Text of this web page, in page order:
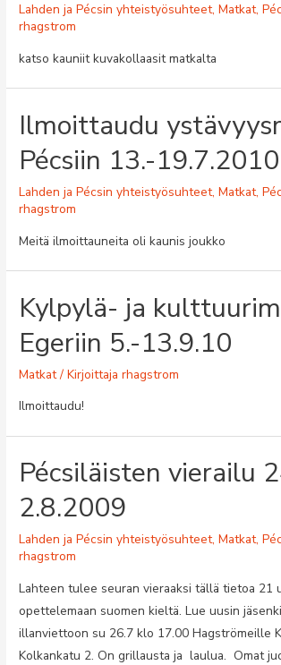
Lahden ja Pécsin yhteistyösuhteet,Matkat,
rhagstrom
katso kauniit kuvakollaasit matkalta
Ilmoittaudu
Pécsiin 13.-19.7.2010
Lahden ja Pécsin yhteistyösuhteet,Matkat,
rhagstrom
Meitä ilmoittauneita oli kaunis joukko
Kylpylä- ja
Egeriin 5.-13.9.10
Matkat/ Kirjoittajarhagstrom
Ilmoittaudu!
Pécsiläisten vierailu
2.8.2009
Lahden ja Pécsin yhteistyösuhteet,Matkat,
rhagstrom
Lahteen tulee seuran vieraaksi tällä tietoa 21
opettelemaan suomen kieltä. Lue uusin
illanviettoon su 26.7 klo 17.00 Hagströmeille
Kolkankatu 2. On grillausta ja laulua. Omat